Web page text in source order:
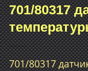
701/80317
701/80317